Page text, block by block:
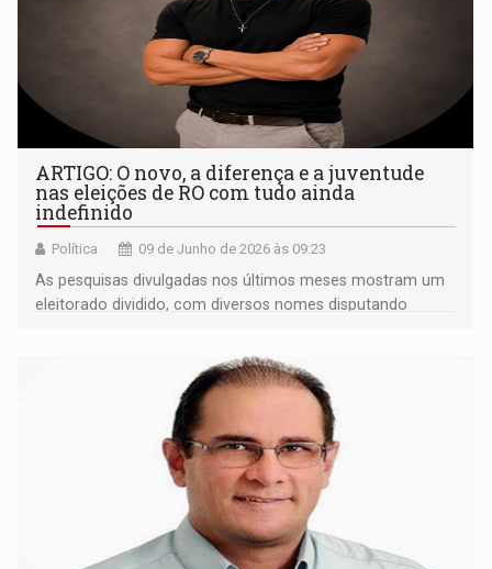
ARTIGO: O novo, a diferença e a juventude
nas eleições de RO com tudo ainda
indefinido
Política 09 de Junho de 2026 às 09:23
As pesquisas divulgadas nos últimos meses mostram um
eleitorado dividido, com diversos nomes disputando